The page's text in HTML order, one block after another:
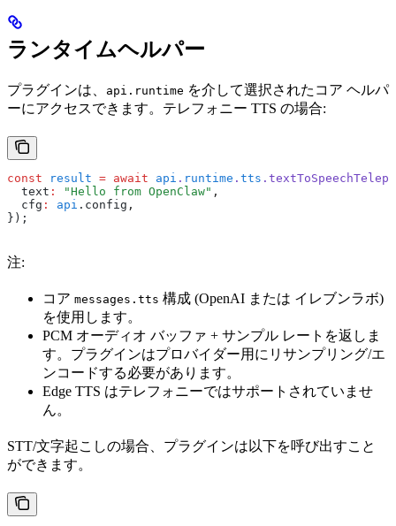
ランタイムヘルパー
プラグインは、 api.runtime を介して選択されたコア ヘルパ
ーにアクセスできます。テレフォニー TTS の場合:
const result = await api . runtime . tts
  text
: "Hello from OpenClaw" ,
  cfg
: api .config ,
});
注:
コア messages.tts 構成 (OpenAI または イレブンラボ)
を使用します。
PCM オーディオ バッファ + サンプル レートを返しま
す。プラグインはプロバイダー用にリサンプリング/エ
ンコードする必要があります。
Edge TTS はテレフォニーではサポートされていませ
ん。
STT/文字起こしの場合、プラグインは以下を呼び出すこと
ができます。